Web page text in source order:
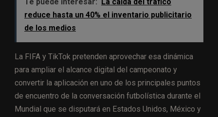
reduce hasta un 40% el inventario publicitario
de los medios
La FIFA y TikTok pretenden aprovechar esa dinámica
para ampliar el alcance digital del campeonato y
convertir la aplicación en uno de los principales puntos
de encuentro de la conversación futbolística durante el
Mundial que se disputará en Estados Unidos, México y